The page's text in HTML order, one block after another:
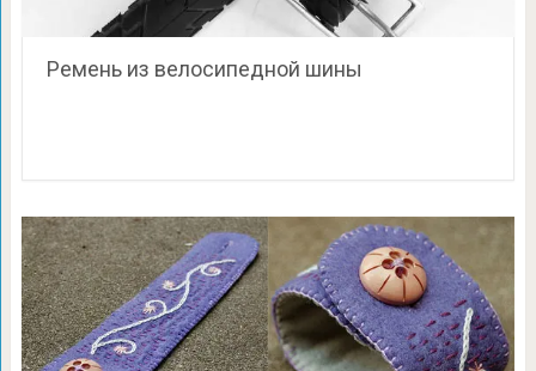
Ремень из велосипедной шины